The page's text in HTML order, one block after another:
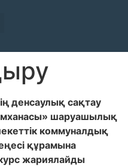
денсаулық сақтау
шаруашылық
коммуналдық
құрамына
жариялайды